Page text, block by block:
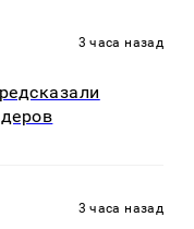
3 часа назад
3 часа назад